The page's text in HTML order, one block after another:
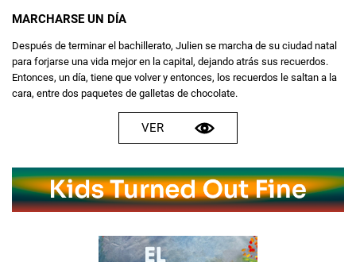
MARCHARSE UN DÍA
Después de terminar el bachillerato, Julien se marcha de su ciudad natal
para forjarse una vida mejor en la capital, dejando atrás sus recuerdos.
Entonces, un día, tiene que volver y entonces, los recuerdos le saltan a la
cara, entre dos paquetes de galletas de chocolate.
VER